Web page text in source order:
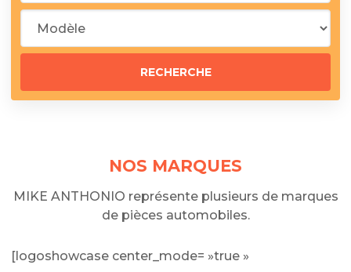
NOS MARQUES
MIKE ANTHONIO représente plusieurs de marques
de pièces automobiles.
[logoshowcase center_mode= »true »